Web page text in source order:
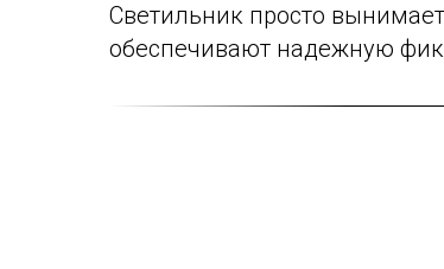
Светильник просто
обеспечивают надежную